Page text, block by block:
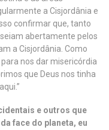
a Cisjordânia e
confirmar que, tanto
abertamente pelos
a Cisjordânia. Como
nos dar misericórdia
que Deus nos tinha
e outros que
face do planeta, eu